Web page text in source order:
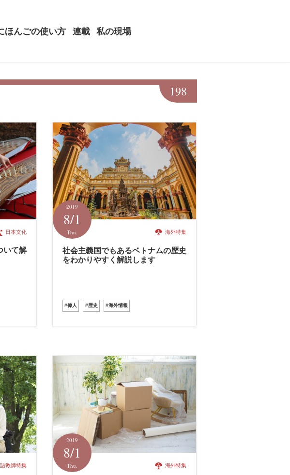
ほんごの使い方 連載 私の現場
198
日本文化
いて解
2019
8/1
Thu. 海外特集
社会主義国でもあるベトナムの歴史
をわかりやすく解説します
#偉人 #歴史 #海外情報
教師特集
2019
8/1
Thu. 海外特集